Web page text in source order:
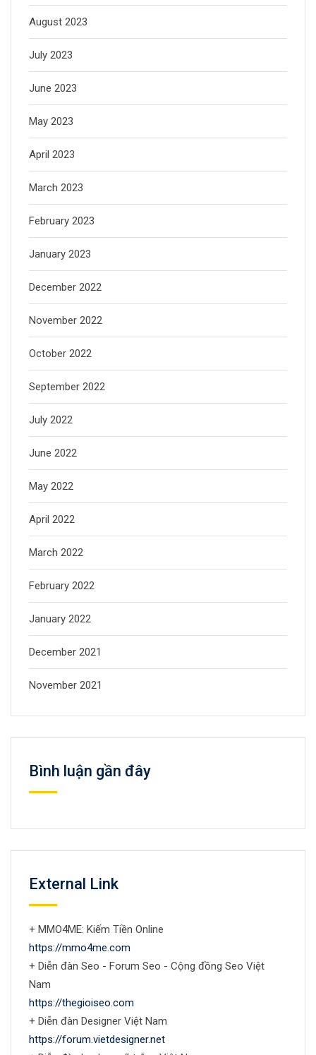
August 2023
July 2023
June 2023
May 2023
April 2023
March 2023
February 2023
January 2023
December 2022
November 2022
October 2022
September 2022
July 2022
June 2022
May 2022
April 2022
March 2022
February 2022
January 2022
December 2021
November 2021
Bình luận gần đây
External Link
+ MMO4ME: Kiếm Tiền Online
https://mmo4me.com
+ Diễn đàn Seo - Forum Seo - Cộng đồng Seo Việt
Nam
https://thegioiseo.com
+ Diễn đàn Designer Việt Nam
https://forum.vietdesigner.net